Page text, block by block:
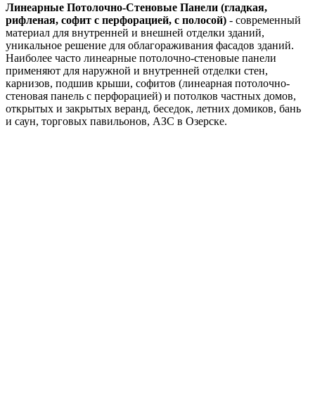
Линеарные Потолочно-Стеновые Панели (гладкая,
рифленая, софит с перфорацией, с полосой) - современный
материал для внутренней и внешней отделки зданий,
уникальное решение для облагораживания фасадов зданий.
Наиболее часто линеарные потолочно-стеновые панели
применяют для наружной и внутренней отделки стен,
карнизов, подшив крыши, софитов (линеарная потолочно-
стеновая панель с перфорацией) и потолков частных домов,
открытых и закрытых веранд, беседок, летних домиков, бань
и саун, торговых павильонов, АЗС в Озерске.